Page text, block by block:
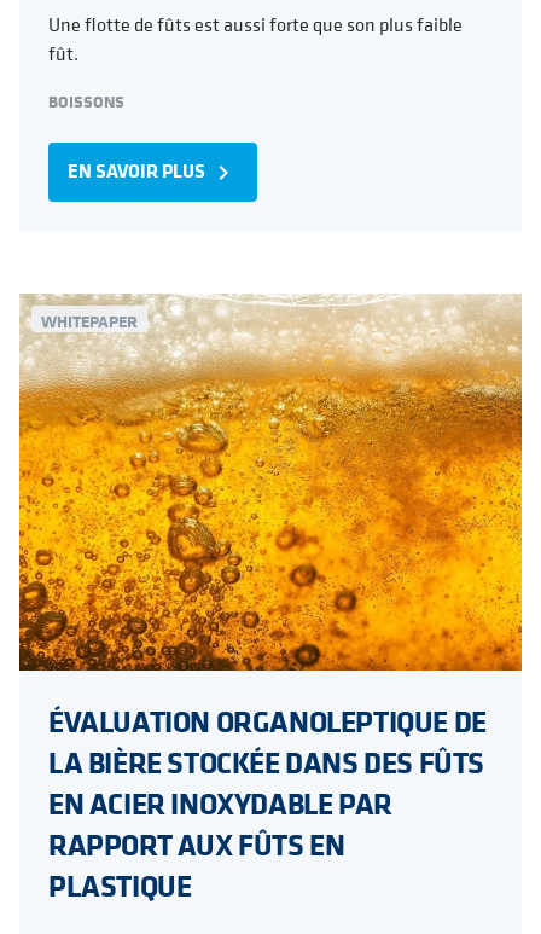
Une flotte de fûts est aussi forte que son plus faible
fût.
BOISSONS
EN SAVOIR PLUS navigate_next
WHITEPAPER
ÉVALUATION ORGANOLEPTIQUE DE
LA BIÈRE STOCKÉE DANS DES FÛTS
EN ACIER INOXYDABLE PAR
RAPPORT AUX FÛTS EN
PLASTIQUE